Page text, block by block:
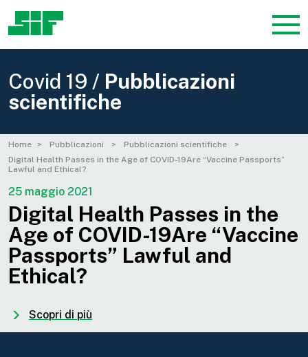
Covid 19 / Pubblicazioni
scientifiche
Home Pubblicazioni
Pubblicazioni scientifiche
Digital Health Passes in the Age of COVID-19Are “Vaccine Passports”
Lawful and Ethical?
25 maggio 2021
Digital Health Passes in the
Age of COVID-19Are “Vaccine
Passports” Lawful and
Ethical?
Scopri di più